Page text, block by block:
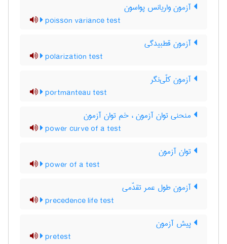
آزمون واریانس پواسون
poisson variance test
آزمون قطبیدگی
polarization test
آزمون کلّی‌نگر
portmanteau test
منحنی توان آزمون ، خم توان آزمون
power curve of a test
توان آزمون
power of a test
آزمون طول عمر تقدّمی
precedence life test
پیش آزمون
pretest